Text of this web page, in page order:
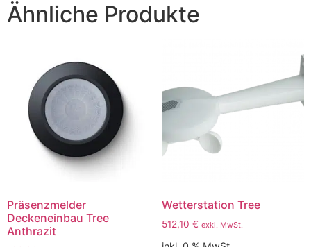
Ähnliche Produkte
Präsenzmelder
Deckeneinbau Tree
Anthrazit
Wetterstation Tree
512,10 € exkl. MwSt.